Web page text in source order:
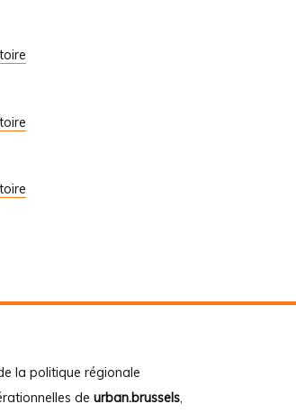
la politique régionale
de urban.brussels,